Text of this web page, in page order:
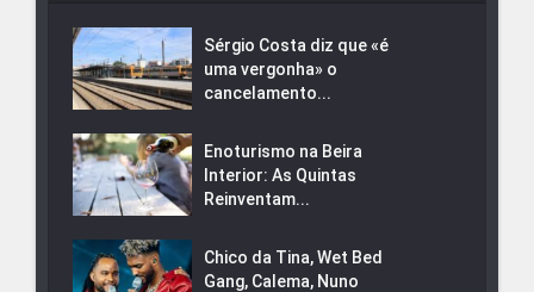
Sérgio Costa diz que «é
uma vergonha» o
cancelamento...
Enoturismo na Beira
Interior: As Quintas
Reinventam...
Chico da Tina, Wet Bed
Gang, Calema, Nuno